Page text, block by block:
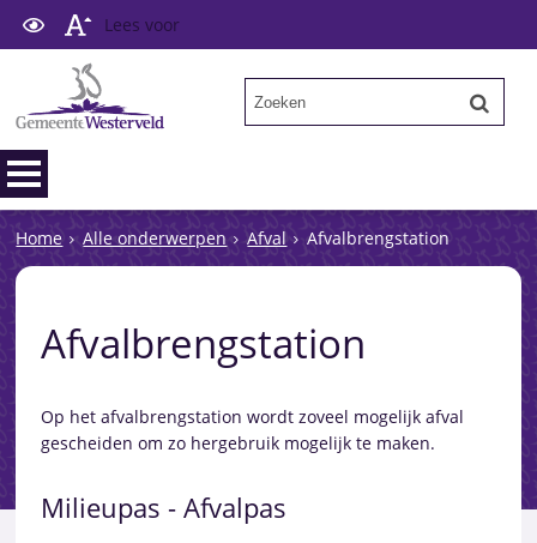
Lees voor
Home Alle onderwerpen Afval Afvalbrengstation
Afvalbrengstation
Op het afvalbrengstation wordt zoveel mogelijk afval
gescheiden om zo hergebruik mogelijk te maken.
Milieupas - Afvalpas